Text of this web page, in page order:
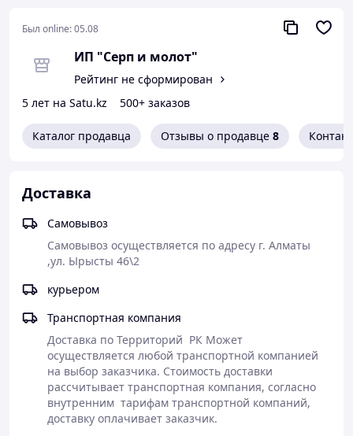
лечебным, красивым и
благородным материалом для
бань и саун. Очень приятный
лиственным породам деревьев
хвойными породами (кедр,
сосна, лиственница, ель.
Размер 26\26мм
Как сделать заказ у нас
Оформление
заказа на сайте
или по телефону
Полная
предоплата
Доставка заказа
Был online:05.08
ИП "Серп и молот"
Рейтинг не сформирован
5 лет на Satu.kz
500+ заказов
Каталог продавца Отзывы о продавце 8
Доставка
Самовывоз
Самовывоз осуществляется по адресу г. Алматы
,ул. Ырысты 46\2
курьером
Транспортная компания
Доставка по Территорий  РК Может
осуществляется любой транспортной компанией
на выбор заказчика. Стоимость доставки
рассчитывает транспортная компания, согласно
внутренним  тарифам транспортной компаний,
доставку оплачивает заказчик.